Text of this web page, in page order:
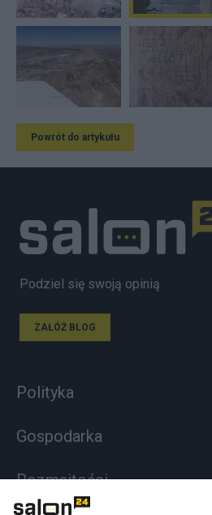
Powrót do artykułu
Podziel się swoją opinią
ZAŁÓŻ BLOG
Polityka
Gospodarka
Rozmaitości